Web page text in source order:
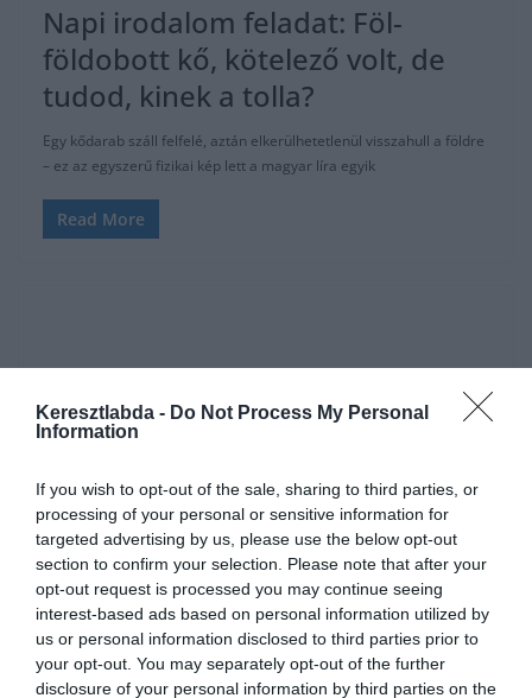
Keresztlabda - Do Not Process My Personal
Information
If you wish to opt-out of the sale, sharing to third parties, or
processing of your personal or sensitive information for
targeted advertising by us, please use the below opt-out
section to confirm your selection. Please note that after your
opt-out request is processed you may continue seeing
interest-based ads based on personal information utilized by
us or personal information disclosed to third parties prior to
your opt-out. You may separately opt-out of the further
disclosure of your personal information by third parties on the
Napi irodalom feladat: Föl-
földobott kő, kötelező volt, de
tudod, kinek a tolla?
Egy kődarab száll felfelé, aztán elkerülhetetlenül visszahull a földre
– ez az egyszerű fizikai kép lett a magyar líra egyik
Read More
IRODALOM FEJTÖRŐ KVÍZKÉRDÉS NAPI FELADATOK
2026.06.14. Adam
Napi irodalom feladat: Milyen